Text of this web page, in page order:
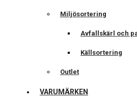
Miljösortering
Avfallskärl och
Källsortering
Outlet
VARUMÄRKEN